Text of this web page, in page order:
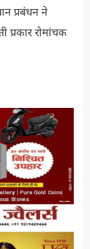
प्रबंधन ने
प्रकार रोमांचक